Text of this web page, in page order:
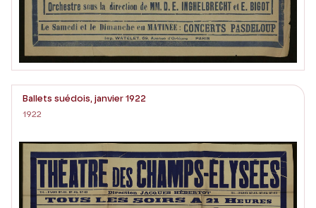
Ballets suédois, janvier 1922
1922